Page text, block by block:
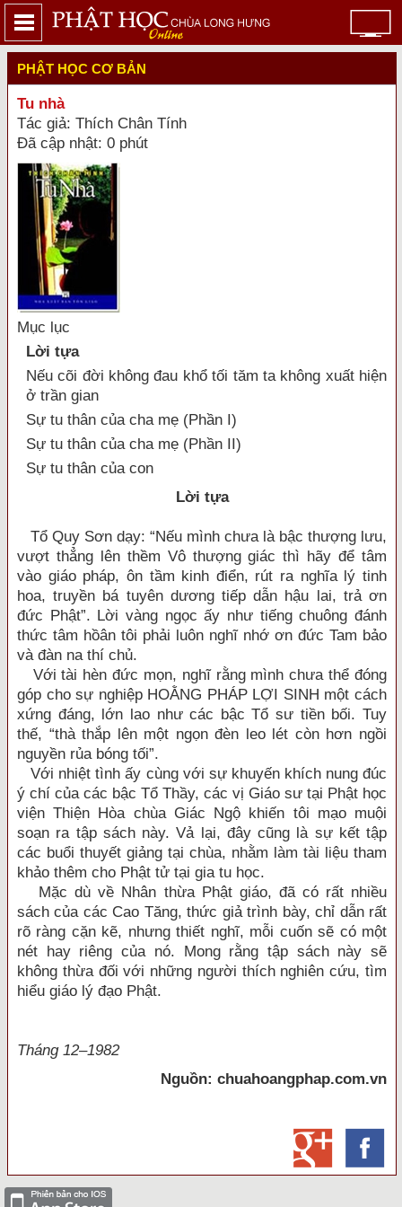
PHẬT HỌC CƠ BẢN
Tu nhà
Tác giả: Thích Chân Tính
Đã cập nhật: 0 phút
Mục lục
Lời tựa
Nếu cõi đời không đau khổ tối tăm ta không xuất hiện
ở trần gian
Sự tu thân của cha mẹ (Phần I)
Sự tu thân của cha mẹ (Phần II)
Sự tu thân của con
Lời tựa
Tổ Quy Sơn dạy: “Nếu mình chưa là bậc thượng lưu,
vượt thẳng lên thềm Vô thượng giác thì hãy để tâm
vào giáo pháp, ôn tầm kinh điển, rút ra nghĩa lý tinh
hoa, truyền bá tuyên dương tiếp dẫn hậu lai, trả ơn
đức Phật”. Lời vàng ngọc ấy như tiếng chuông đánh
thức tâm hồân tôi phải luôn nghĩ nhớ ơn đức Tam bảo
và đàn na thí chủ.
Với tài hèn đức mọn, nghĩ rằng mình chưa thể đóng
góp cho sự nghiệp HOẰNG PHÁP LỢI SINH một cách
xứng đáng, lớn lao như các bậc Tổ sư tiền bối. Tuy
thế, “thà thắp lên một ngọn đèn leo lét còn hơn ngồi
nguyền rủa bóng tối”.
Với nhiệt tình ấy cùng với sự khuyến khích nung đúc
ý chí của các bậc Tổ Thầy, các vị Giáo sư tại Phật học
viện Thiện Hòa chùa Giác Ngộ khiến tôi mạo muội
soạn ra tập sách này. Vả lại, đây cũng là sự kết tập
các buổi thuyết giảng tại chùa, nhằm làm tài liệu tham
khảo thêm cho Phật tử tại gia tu học.
Mặc dù về Nhân thừa Phật giáo, đã có rất nhiều
sách của các Cao Tăng, thức giả trình bày, chỉ dẫn rất
rõ ràng cặn kẽ, nhưng thiết nghĩ, mỗi cuốn sẽ có một
nét hay riêng của nó. Mong rằng tập sách này sẽ
không thừa đối với những người thích nghiên cứu, tìm
hiểu giáo lý đạo Phật.
Tháng 12–1982
Nguồn: chuahoangphap.com.vn